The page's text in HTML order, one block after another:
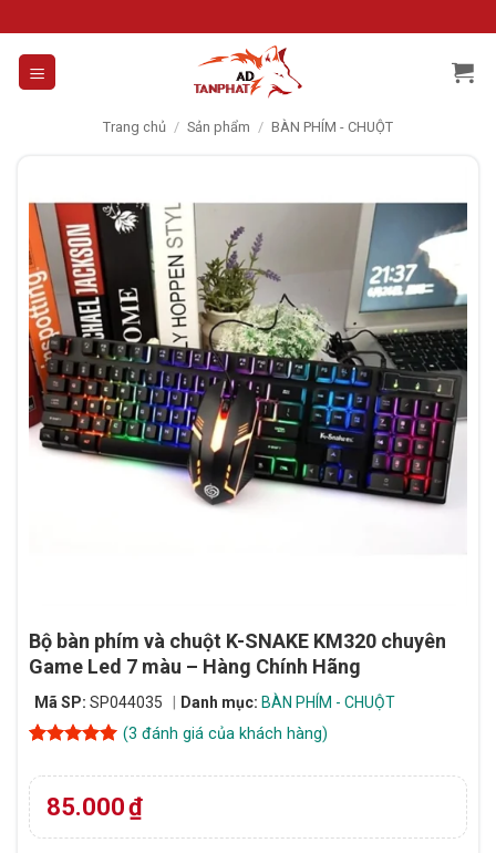
to
content
Trang chủ / Sản phẩm / BÀN PHÍM - CHUỘT
Bộ bàn phím và chuột K-SNAKE KM320 chuyên
Game Led 7 màu – Hàng Chính Hãng
Mã SP: SP044035 Danh mục: BÀN PHÍM - CHUỘT
dựa trên
đánh giá
(3 đánh giá của khách hàng)
85.000₫